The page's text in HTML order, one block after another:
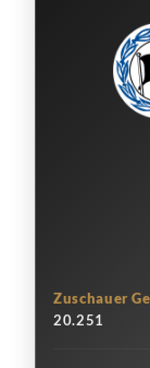
Zuschauer
20.251